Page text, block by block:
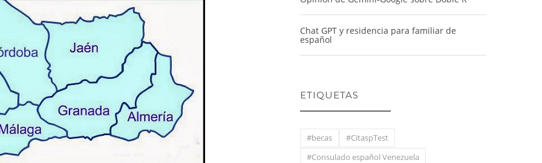
Chat GPT y residencia para familiar de
español
ETIQUETAS
#becas
#CitaspTest
#Consulado español Venezuela